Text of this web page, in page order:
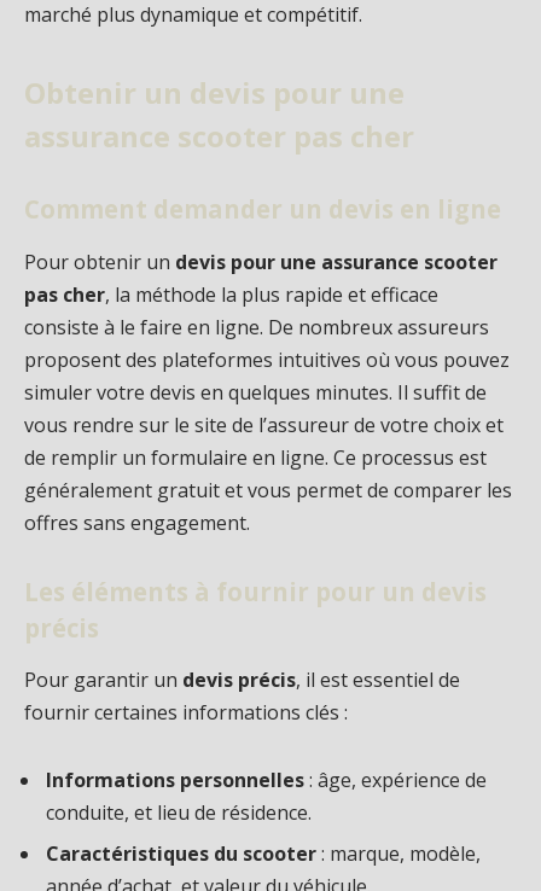
marché plus dynamique et compétitif.
Obtenir un devis pour une
assurance scooter pas cher
Comment demander un devis en ligne
Pour obtenir un devis pour une assurance scooter
pas cher, la méthode la plus rapide et efficace
consiste à le faire en ligne. De nombreux assureurs
proposent des plateformes intuitives où vous pouvez
simuler votre devis en quelques minutes. Il suffit de
vous rendre sur le site de l’assureur de votre choix et
de remplir un formulaire en ligne. Ce processus est
généralement gratuit et vous permet de comparer les
offres sans engagement.
Les éléments à fournir pour un devis
précis
Pour garantir un devis précis, il est essentiel de
fournir certaines informations clés :
Informations personnelles: âge, expérience de
conduite, et lieu de résidence.
Caractéristiques du scooter: marque, modèle,